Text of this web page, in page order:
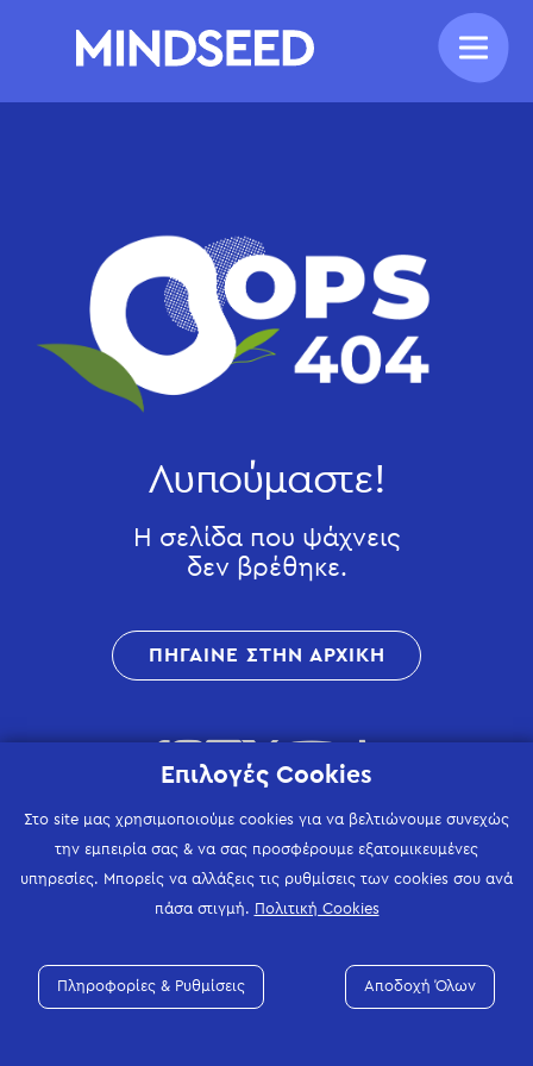
Λυπούμαστε!
Η σελίδα που ψάχνεις
δεν βρέθηκε.
ΠΗΓΑΙΝΕ ΣΤΗΝ ΑΡΧΙΚΗ
Επιλογές Cookies
Στο site μας χρησιμοποιούμε cookies για να βελτιώνουμε συνεχώς
την εμπειρία σας & να σας προσφέρουμε εξατομικευμένες
υπηρεσίες. Μπορείς να αλλάξεις τις ρυθμίσεις των cookies σου ανά
πάσα στιγμή. Πολιτική Cookies
Πληροφορίες & Ρυθμίσεις Αποδοχή Όλων